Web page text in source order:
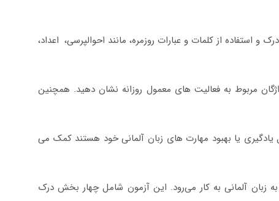
استفاده از کلمات و عبارات روزمره، مانند احوالپرسی، اعداد،
مربوط به فعالیت های معمول روزانه نشان دهید. همچنین
یا بهبود مهارت های زبان آلمانی خود هستند کمک می
زبان آلمانی به کار می‌رود. این آزمون شامل چهار بخش درک